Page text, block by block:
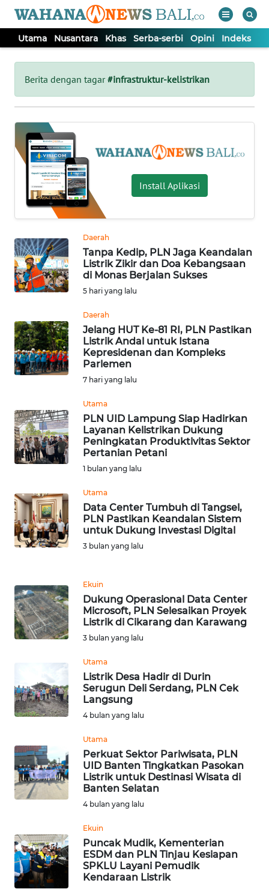
Utama Nusantara Khas Serba-serbi Opini Indeks
Berita dengan tagar#infrastruktur-kelistrikan
Install Aplikasi
Daerah
Tanpa Kedip, PLN Jaga Keandalan
Listrik Zikir dan Doa Kebangsaan
di Monas Berjalan Sukses
5 hari yang lalu
Daerah
Jelang HUT Ke-81 RI, PLN Pastikan
Listrik Andal untuk Istana
Kepresidenan dan Kompleks
Parlemen
7 hari yang lalu
Utama
PLN UID Lampung Siap Hadirkan
Layanan Kelistrikan Dukung
Peningkatan Produktivitas Sektor
Pertanian Petani
1 bulan yang lalu
Utama
Data Center Tumbuh di Tangsel,
PLN Pastikan Keandalan Sistem
untuk Dukung Investasi Digital
3 bulan yang lalu
Ekuin
Dukung Operasional Data Center
Microsoft, PLN Selesaikan Proyek
Listrik di Cikarang dan Karawang
3 bulan yang lalu
Utama
Listrik Desa Hadir di Durin
Serugun Deli Serdang, PLN Cek
Langsung
4 bulan yang lalu
Utama
Perkuat Sektor Pariwisata, PLN
UID Banten Tingkatkan Pasokan
Listrik untuk Destinasi Wisata di
Banten Selatan
4 bulan yang lalu
Ekuin
Puncak Mudik, Kementerian
ESDM dan PLN Tinjau Kesiapan
SPKLU Layani Pemudik
Kendaraan Listrik
Tutup
UTAMA
NUSANTARA
KHAS
SERBA-
SERBI
OPINI
Informasi
BERITA
KONTAK
KAMI
IKLAN
TENTANG
KAMI
PEDOMAN
MEDIA
SIBER
REDAKSI
DISCLAIMER
Wahana
WN
SUMUT
JAKARTA
WN
JABAR
BANTEN
WN